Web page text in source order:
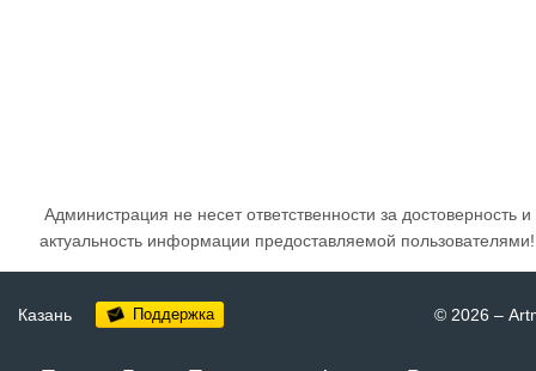
Администрация не несет ответственности за достоверность и
актуальность информации предоставляемой пользователями!
Казань Поддержка © 2026 –